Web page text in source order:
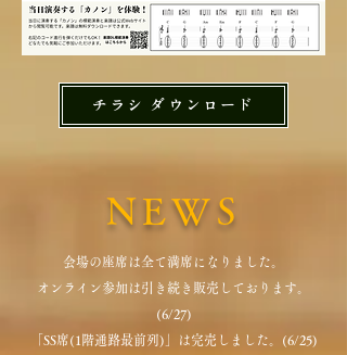
チラシ ダウンロード
NEWS
会場の座席は全て満席になりました。
​オンライン参加は引き続き販売しております。
(6/27)
「SS席(1階通路最前列)」は完売しました。(6/25)